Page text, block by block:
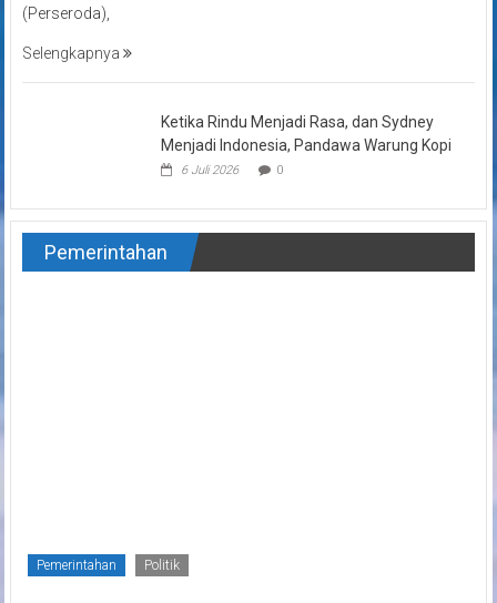
(Perseroda),
Selengkapnya
Ketika Rindu Menjadi Rasa, dan Sydney
Menjadi Indonesia, Pandawa Warung Kopi
6 Juli 2026 0
Pemerintahan
Pemerintahan Politik